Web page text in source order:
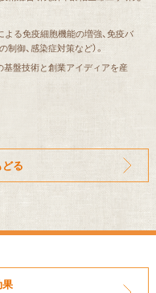
よる免疫細胞機能の増強、免疫バ
御、感染症対策など）。
基盤技術と創業アイディアを産
る